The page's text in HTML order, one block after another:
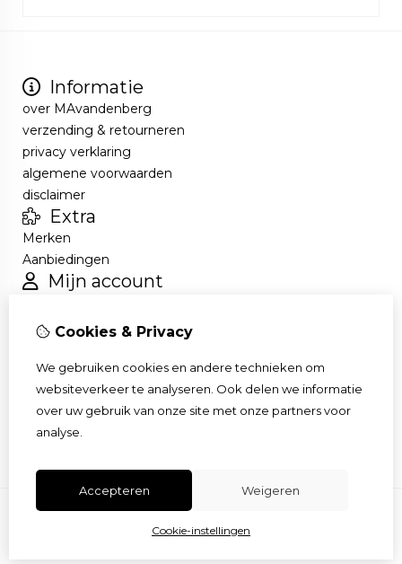
Informatie
over MAvandenberg
verzending & retourneren
privacy verklaring
algemene voorwaarden
disclaimer
Extra
Merken
Aanbiedingen
Mijn account
Bestelhistorie
Nieuwsbrief
Klantenservice
Contact
Sitemap
Cookies & Privacy
We gebruiken cookies en andere technieken om
websiteverkeer te analyseren. Ook delen we informatie
over uw gebruik van onze site met onze partners voor
analyse.
Accepteren Weigeren
Cookie-instellingen